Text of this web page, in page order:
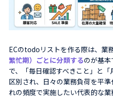
ECのtodoリストを作る際は、業
繁忙期）ごとに分類するのが基
で、「毎日確認すべきこと」と
区別され、日々の業務負荷を平
れの頻度で実施したい代表的な業